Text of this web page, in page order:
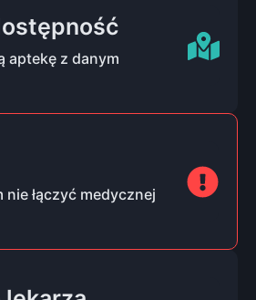
aptekę z danym
łączyć medycznej